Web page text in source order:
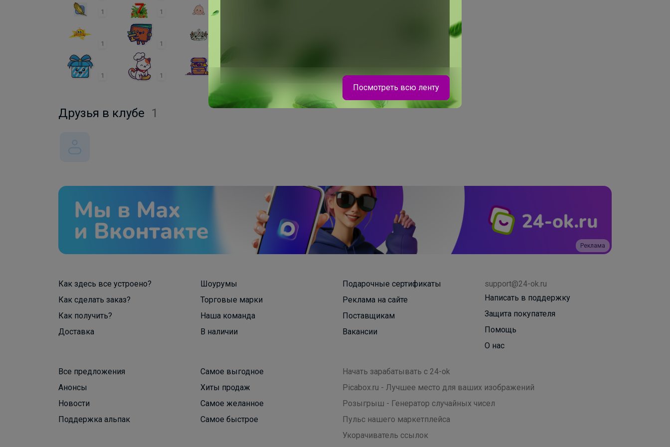
1 1 1
1 1
1 1
Друзья в клубе 1
Реклама
Как здесь все устроено?
Как сделать заказ?
Как получить?
Доставка
Шоурумы
Торговые марки
Наша команда
В наличии
Подарочные сертификаты
Реклама на сайте
Поставщикам
Вакансии
support@24-ok.ru
Написать в поддержку
Защита покупателя
Помощь
О нас
Все предложения
Анонсы
Новости
Поддержка альпак
Самое выгодное
Хиты продаж
Самое желанное
Самое быстрое
Начать зарабатывать с 24-ok
Picabox.ru - Лучшее место для ваших изображений
Розыгрыш - Генератор случайных чисел
Пульс нашего маркетплейса
Укорачиватель ссылок
Эмилия!
Посмотреть всю ленту